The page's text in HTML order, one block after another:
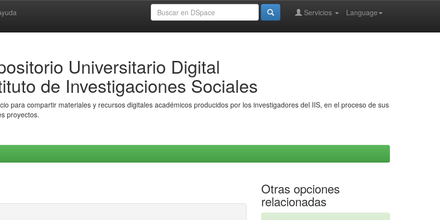
Language
Servicios
Universitario Digital
de Investigaciones Sociales
para compartir materiales y recursos digitales académicos producidos por los investigadores del IIS, en el proceso de sus
proyectos.
Otras opciones
relacionadas